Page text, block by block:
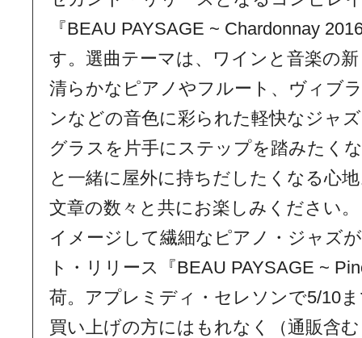
『BEAU PAYSAGE ~ Chardonnay
す。選曲テーマは、ワインと音楽の
清らかなピアノやフルート、ヴィブ
ンなどの音色に彩られた軽快なジャ
グラスを片手にステップを踏みたく
と一緒に屋外に持ちだしたくなる心
文章の数々と共にお楽しみください
イメージして繊細なピアノ・ジャズ
ト・リリース『BEAU PAYSAGE ~
荷。アプレミディ・セレソンで5/10
買い上げの方にはもれなく（通販含